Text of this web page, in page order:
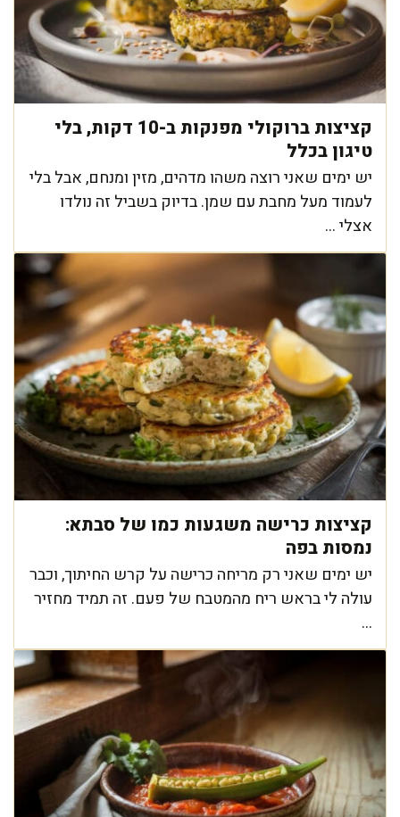
קציצות ברוקולי מפנקות ב-10 דקות, בלי
טיגון בכלל
יש ימים שאני רוצה משהו מדהים, מזין ומנחם, אבל בלי
לעמוד מעל מחבת עם שמן. בדיוק בשביל זה נולדו
אצלי ...
קציצות כרישה משגעות כמו של סבתא:
נמסות בפה
יש ימים שאני רק מריחה כרישה על קרש החיתוך, וכבר
עולה לי בראש ריח מהמטבח של פעם. זה תמיד מחזיר
...